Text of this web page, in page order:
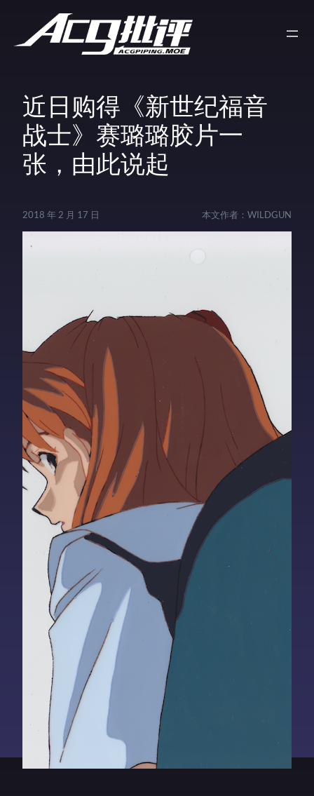
近日购得《新世纪福音
战士》赛璐璐胶片一
张，由此说起
2018 年 2 月 17 日 本文作者： WILDGUN